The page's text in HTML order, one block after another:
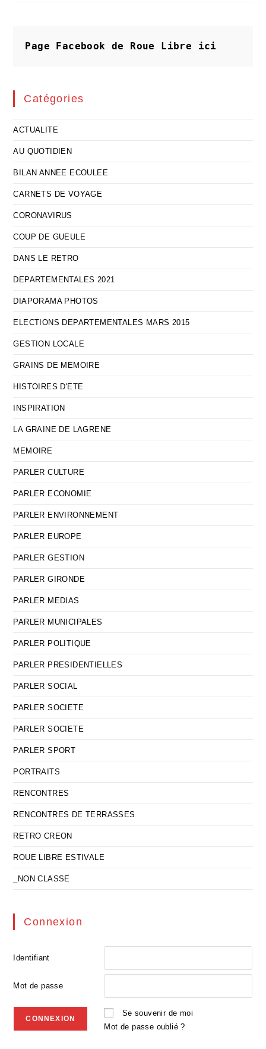
Pain
Et
Page Facebook de Roue Libre ici
Catégories
ACTUALITE
AU QUOTIDIEN
BILAN ANNEE ECOULEE
CARNETS DE VOYAGE
CORONAVIRUS
COUP DE GUEULE
DANS LE RETRO
DEPARTEMENTALES 2021
DIAPORAMA PHOTOS
ELECTIONS DEPARTEMENTALES MARS 2015
GESTION LOCALE
GRAINS DE MEMOIRE
HISTOIRES D'ETE
INSPIRATION
LA GRAINE DE LAGRENE
MEMOIRE
PARLER CULTURE
PARLER ECONOMIE
PARLER ENVIRONNEMENT
PARLER EUROPE
PARLER GESTION
PARLER GIRONDE
PARLER MEDIAS
PARLER MUNICIPALES
PARLER POLITIQUE
PARLER PRESIDENTIELLES
PARLER SOCIAL
PARLER SOCIETE
PARLER SOCIETE
PARLER SPORT
PORTRAITS
RENCONTRES
RENCONTRES DE TERRASSES
RETRO CREON
ROUE LIBRE ESTIVALE
_NON CLASSE
Connexion
Identifiant
Mot de passe
Se souvenir de moi
Mot de passe oublié ?